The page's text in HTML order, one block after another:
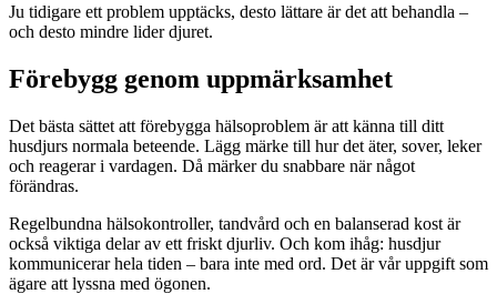
Ju tidigare ett problem upptäcks, desto lättare är det att behandla –
och desto mindre lider djuret.
Förebygg genom uppmärksamhet
Det bästa sättet att förebygga hälsoproblem är att känna till ditt
husdjurs normala beteende. Lägg märke till hur det äter, sover, leker
och reagerar i vardagen. Då märker du snabbare när något
förändras.
Regelbundna hälsokontroller, tandvård och en balanserad kost är
också viktiga delar av ett friskt djurliv. Och kom ihåg: husdjur
kommunicerar hela tiden – bara inte med ord. Det är vår uppgift som
ägare att lyssna med ögonen.